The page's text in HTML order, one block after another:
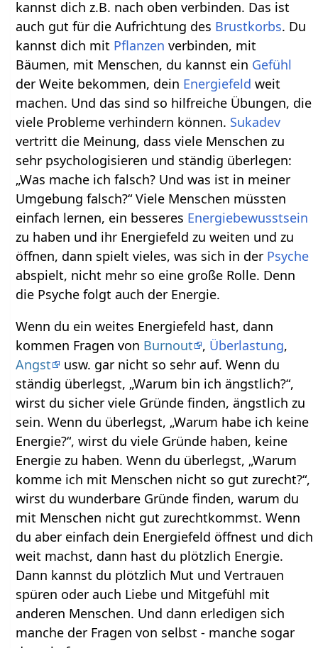
kannst dich z.B. nach oben verbinden. Das ist
auch gut für die Aufrichtung des Brustkorbs. Du
kannst dich mit Pflanzen verbinden, mit
Bäumen, mit Menschen, du kannst ein Gefühl
der Weite bekommen, dein Energiefeld weit
machen. Und das sind so hilfreiche Übungen, die
viele Probleme verhindern können. Sukadev
vertritt die Meinung, dass viele Menschen zu
sehr psychologisieren und ständig überlegen:
„Was mache ich falsch? Und was ist in meiner
Umgebung falsch?“ Viele Menschen müssten
einfach lernen, ein besseres Energiebewusstsein
zu haben und ihr Energiefeld zu weiten und zu
öffnen, dann spielt vieles, was sich in der Psyche
abspielt, nicht mehr so eine große Rolle. Denn
die Psyche folgt auch der Energie.
Wenn du ein weites Energiefeld hast, dann
kommen Fragen von Burnout , Überlastung,
Angst
usw. gar nicht so sehr auf. Wenn du
ständig überlegst, „Warum bin ich ängstlich?“,
wirst du sicher viele Gründe finden, ängstlich zu
sein. Wenn du überlegst, „Warum habe ich keine
Energie?“, wirst du viele Gründe haben, keine
Energie zu haben. Wenn du überlegst, „Warum
komme ich mit Menschen nicht so gut zurecht?“,
wirst du wunderbare Gründe finden, warum du
mit Menschen nicht gut zurechtkommst. Wenn
du aber einfach dein Energiefeld öffnest und dich
weit machst, dann hast du plötzlich Energie.
Dann kannst du plötzlich Mut und Vertrauen
spüren oder auch Liebe und Mitgefühl mit
anderen Menschen. Und dann erledigen sich
manche der Fragen von selbst - manche sogar